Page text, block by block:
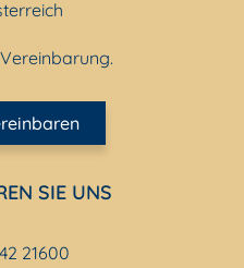
SIE UNS
21600